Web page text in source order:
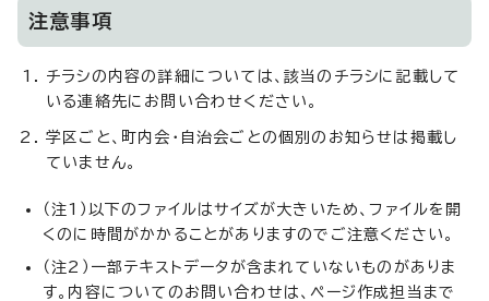
注意事項
チラシの内容の詳細については、該当のチラシに記載して
いる連絡先にお問い合わせください。
学区ごと、町内会・自治会ごとの個別のお知らせは掲載し
ていません。
（注1）以下のファイルはサイズが大きいため、ファイルを開
くのに時間がかかることがありますのでご注意ください。
（注2）一部テキストデータが含まれていないものがありま
す。内容についてのお問い合わせは、ページ作成担当まで